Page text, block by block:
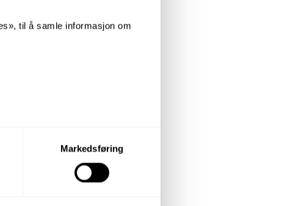
til å samle informasjon om
du vil samtykke til ved å
Markedsføring